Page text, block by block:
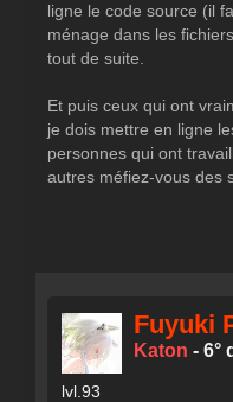
ligne le code source (il
ménage dans les
tout de suite.
Et puis ceux qui ont
je dois mettre en ligne
personnes qui ont
autres méfiez-vous des
Fuyuki
Katon - 6°
lvl.93